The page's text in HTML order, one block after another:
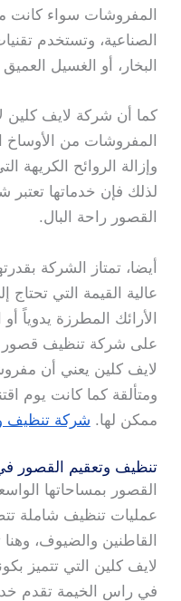
المفروشات سواء كانت
الصناعية، وتستخدم
البخار، أو الغسيل
كما أن شركة لايف
المفروشات من الأوساخ
وإزالة الروائح الكريهة
لذلك فإن خدماتها تعتبر
القصور راحة البال.
أيضا، تمتاز الشركة
عالية القيمة التي
الأرائك المطرزة يدوياً
على شركة تنظيف
لايف كلين يعني أن
ومتألقة كما كانت يوم
ممكن لها. شركة تنظيف
تنظيف وتعقيم القصور
القصور بمساحاتها
عمليات تنظيف شاملة
القاطنين والضيوف، وهنا
لايف كلين التي تتميز
في راس الخيمة تقدم